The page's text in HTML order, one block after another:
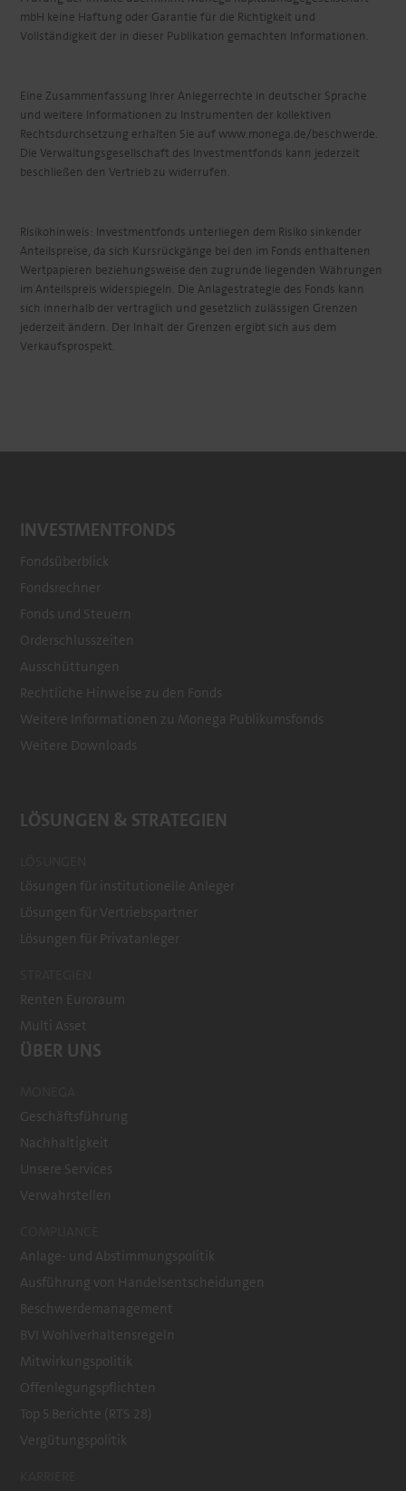
mbH keine Haftung oder Garantie für die Richtigkeit und
Vollständigkeit der in dieser Publikation gemachten Informationen.
Eine Zusammenfassung Ihrer Anlegerrechte in deutscher Sprache
und weitere Informationen zu Instrumenten der kollektiven
Rechtsdurchsetzung erhalten Sie auf www.monega.de/beschwerde.
Die Verwaltungsgesellschaft des Investmentfonds kann jederzeit
beschließen den Vertrieb zu widerrufen.
Risikohinweis: Investmentfonds unterliegen dem Risiko sinkender
Anteilspreise, da sich Kursrückgänge bei den im Fonds enthaltenen
Wertpapieren beziehungsweise den zugrunde liegenden Währungen
im Anteilspreis widerspiegeln. Die Anlagestrategie des Fonds kann
sich innerhalb der vertraglich und gesetzlich zulässigen Grenzen
jederzeit ändern. Der Inhalt der Grenzen ergibt sich aus dem
Verkaufsprospekt.
Footer
menu
INVESTMENTFONDS
Fondsüberblick
Fondsrechner
Fonds und Steuern
Orderschlusszeiten
Ausschüttungen
Rechtliche Hinweise zu den Fonds
Weitere Informationen zu Monega Publikumsfonds
Weitere Downloads
LÖSUNGEN & STRATEGIEN
Lösungen für institutionelle Anleger
Lösungen für Vertriebspartner
Lösungen für Privatanleger
Renten Euroraum
Multi Asset
ÜBER UNS
Geschäftsführung
Nachhaltigkeit
Unsere Services
Verwahrstellen
Anlage- und Abstimmungspolitik
Ausführung von Handelsentscheidungen
Beschwerdemanagement
BVI Wohlverhaltensregeln
Mitwirkungspolitik
Offenlegungspflichten
Top 5 Berichte (RTS 28)
Vergütungspolitik